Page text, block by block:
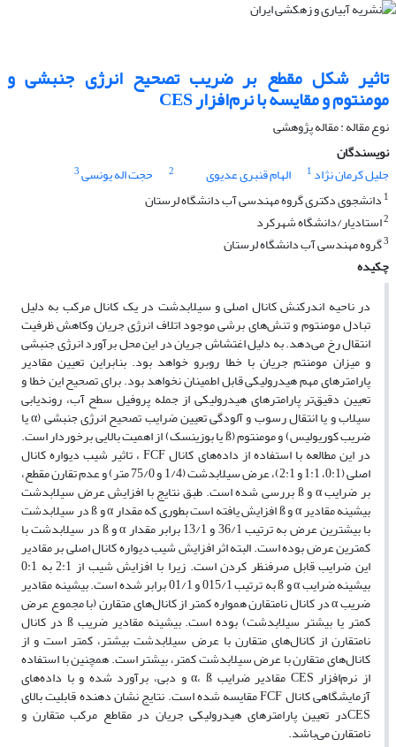
تاثیر شکل مقطع بر ضریب تصحیح انرژی جنبشی و
مومنتوم و مقایسه با نرم‌افزار CES
نوع مقاله : مقاله پژوهشی
نویسندگان
جلیل کرمان نژاد 1 الهام قنبری عدیوی 2 حجت اله یونسی3
1 دانشجوی دکتری گروه مهندسی آب دانشگاه لرستان
2استادیار/دانشگاه شهرکرد
3گروه مهندسی آب دانشگاه لرستان
چکیده
در ناحیه اندرکنش کانال اصلی و سیلابدشت در یک کانال مرکب به دلیل
تبادل مومنتوم و تنش‌های برشی موجود اتلاف انرژی جریان وکاهش ظرفیت
انتقال رخ می‌دهد. به دلیل اغتشاش جریان در این محل برآورد انرژی جنبشی
و میزان مومنتم جریان با خطا روبرو خواهد بود. بنابراین تعیین مقادیر
پارامترهای مهم هیدرولیکی قابل اطمینان نخواهد بود. برای تصحیح این خطا و
تعیین دقیق‌تر پارامترهای هیدرولیکی از جمله پروفیل سطح آب، روندیابی
سیلاب و یا انتقال رسوب و آلودگی تعیین ضرایب تصحیح انرژی جنبشی (α یا
ضریب کوریولیس) و مومنتوم (ß یا بوزینسک) از اهمیت بالایی برخوردار است.
در این مطالعه با استفاده از داده‌های کانال FCF ، تاثیر شیب دیواره کانال
اصلی (0:1، 1:1 و 2:1)، عرض سیلابدشت (1/4 و 75/0 متر) و عدم تقارن مقطع،
بر ضرایب α و ß بررسی شده است. طبق نتایج با افزایش عرض سیلابدشت
بیشینه مقادیر α و ß افزایش یافته است بطوری که مقدار α و ß در سیلابدشت
با بیشترین عرض به ترتیب 36/1 و 13/1 برابر مقدار α و ß در سیلابدشت با
کمترین عرض بوده است. البته اثر افزایش شیب دیواره کانال اصلی بر مقادیر
این ضرایب قابل صرفنظر کردن است. زیرا با افزایش شیب از 2:1 به 0:1
بیشینه ضرایب α و ß به ترتیب 015/1 و 01/1 برابر شده است. بیشینه مقادیر
ضریب α در کانال نامتقارن همواره کمتر از کانال‌های متقارن (با مجموع عرض
کمتر یا بیشتر سیلابدشت) بوده است. بیشینه مقادیر ضریب ß در کانال
نامتقارن از کانال‌های متقارن با عرض سیلابدشت بیشتر، کمتر است و از
کانال‌های متقارن با عرض سیلابدشت کمتر، بیشتر است. همچنین با استفاده
از نرم‌افزار CES مقادیر ضرایب α، ß و دبی، برآورد شده و با داده‌های
آزمایشگاهی کانال FCF مقایسه شده است. نتایج نشان دهنده قابلیت بالای
CESدر تعیین پارامترهای هیدرولیکی جریان در مقاطع مرکب متقارن و
نامتقارن می‌باشد.